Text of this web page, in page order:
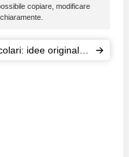
copiare, modificare
idee originali e